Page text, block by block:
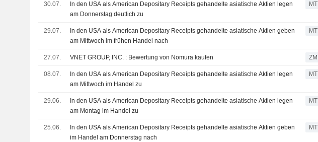
30.07.
In den USA als American Depositary Receipts gehandelte asiatische Aktien legen
am Donnerstag deutlich zu
MT
29.07.
In den USA als American Depositary Receipts gehandelte asiatische Aktien geben
am Mittwoch im frühen Handel nach
MT
27.07. VNET GROUP, INC. : Bewertung von Nomura kaufen ZM
08.07.
In den USA als American Depositary Receipts gehandelte asiatische Aktien legen
am Mittwoch im Handel zu
MT
29.06.
In den USA als American Depositary Receipts gehandelte asiatische Aktien legen
am Montag im Handel zu
MT
25.06.
In den USA als American Depositary Receipts gehandelte asiatische Aktien geben
im Handel am Donnerstag nach
MT